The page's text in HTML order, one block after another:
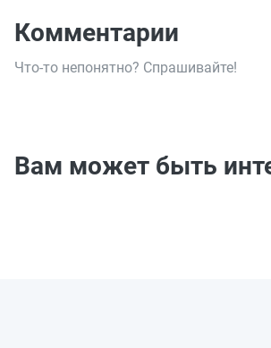
Комментарии
Что-то непонятно? Спрашивайте!
Вам может быть